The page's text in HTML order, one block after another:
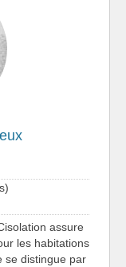
assure
les habitations
se distingue par